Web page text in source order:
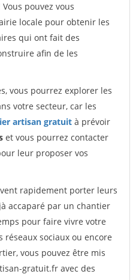
pouvez vous
locale pour obtenir les
qui ont fait des
afin de les
vous pourrez explorer les
votre secteur, car les
artisan gratuit à prévoir
et vous pourrez contacter
leur proposer vos
rapidement porter leurs
accaparé par un chantier
pour faire vivre votre
sociaux ou encore
vous pouvez être mis
gratuit.fr avec des